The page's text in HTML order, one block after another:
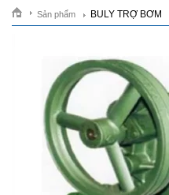
Sản phẩm BULY TRỢ BƠM